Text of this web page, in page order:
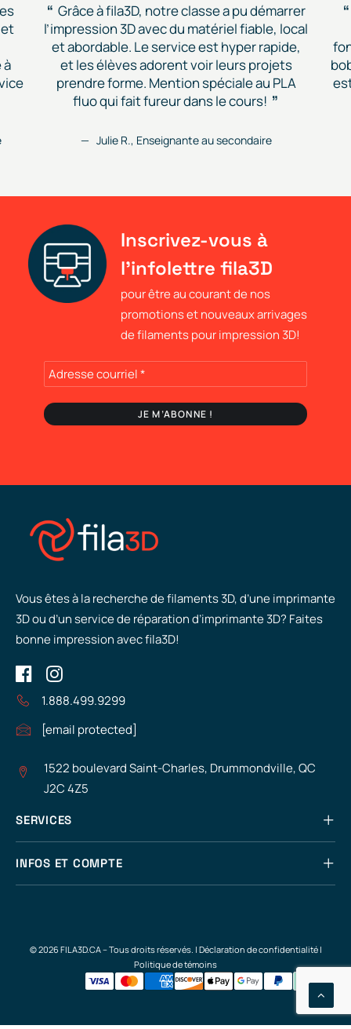
à
Grâce à fila3D, notre classe a pu démarrer
l’impression 3D avec du matériel fiable, local
et abordable. Le service est hyper rapide,
et les élèves adorent voir leurs projets
prendre forme. Mention spéciale au PLA
fluo qui fait fureur dans le cours!
Julie R., Enseignante au secondaire
Inscrivez-vous à
l'infolettre fila3D
pour être au courant de nos
promotions et nouveaux arrivages
de filaments pour impression 3D!
Vous êtes à la recherche de filaments 3D, d’une imprimante
3D ou d’un service de réparation d’imprimante 3D? Faites
bonne impression avec fila3D!
1.888.499.9299
[email protected]
1522 boulevard Saint-Charles, Drummondville, QC
J2C 4Z5
SERVICES
INFOS ET COMPTE
© 2026 FILA3D.CA – Tous droits réservés. | Déclaration de confidentialité|
Politique de témoins